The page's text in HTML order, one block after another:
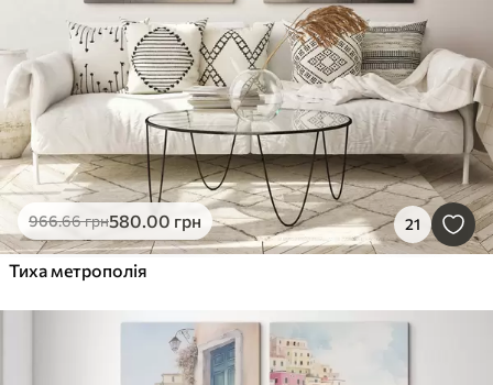
966.66грн580.00 грн 21
Тиха метрополія